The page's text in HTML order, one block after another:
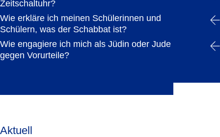
Zeitschaltuhr?
Wie erkläre ich meinen Schülerinnen und
Schülern, was der Schabbat ist?
Wie engagiere ich mich als Jüdin oder Jude
gegen Vorurteile?
Aktuell